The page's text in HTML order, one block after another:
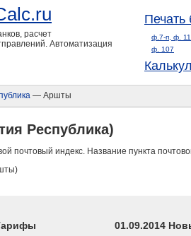
расчет
Автоматизация
Печать
ф.7-п, ф.
ф. 107
— Аршты
Республика)
почтовый индекс. Название пункта
01.09.2014